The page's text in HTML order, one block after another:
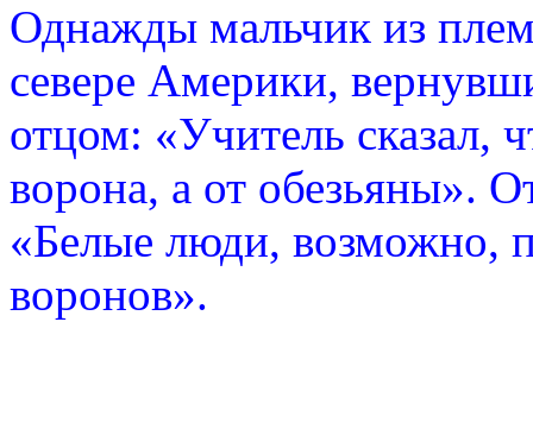
Однажды мальчик из
севере Америки,
отцом: «Учитель сказал,
ворона, а от обезьяны».
«Белые люди, возможно,
воронов».